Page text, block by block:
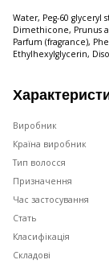
Water, Peg-60
Dimethicone, Prunus
Parfum (fragrance),
Ethylhexylglycerin,
Виробник
Країна виробник
Тип волосся
Призначення
Час застосування
Стать
Класифікація
Складові